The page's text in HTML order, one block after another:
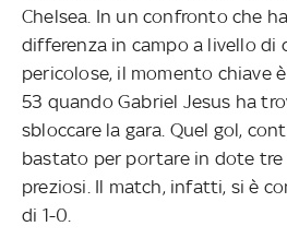
Chelsea. In un confronto che
differenza in campo a livello di
pericolose, il momento chiave
53 quando Gabriel Jesus ha
sbloccare la gara. Quel gol,
bastato per portare in dote tre
preziosi. Il match, infatti, si è
di 1-0.